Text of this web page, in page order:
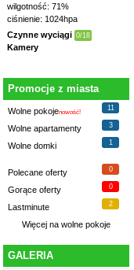
wilgotność: 71%
ciśnienie: 1024hpa
Czynne wyciągi 0/18
Kamery
Promocje z miasta
Wolne pokojenowość!
11
Wolne apartamenty 3
Wolne domki 1
Polecane oferty 0
Gorące oferty 0
Lastminute 2
Więcej na wolne pokoje
GALERIA